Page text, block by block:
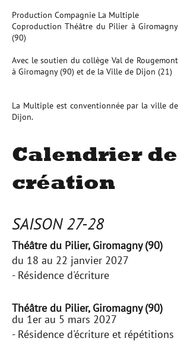
Production Compagnie La Multiple
Coproduction Théâtre du Pilier à Giromagny
(90)
Avec le soutien du collège Val de Rougemont
à Giromagny (90) et de la Ville de Dijon (21)
La Multiple est conventionnée par la ville de
Dijon.
Calendrier de
création
SAISON 27-28​
Théâtre du Pilier, Giromagny (90)
du 18 au 22 janvier 2027
- Résidence d'écriture
Théâtre du Pilier, Giromagny (90)
du 1er au 5 mars 2027
- Résidence d'écriture et répétitions